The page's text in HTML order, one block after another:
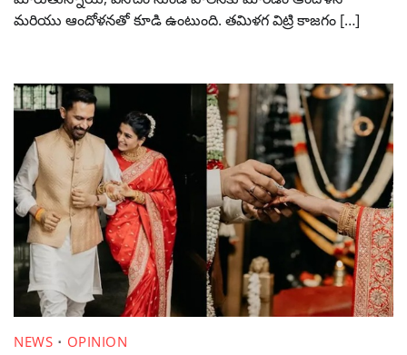
మరియు ఆందోళనతో కూడి ఉంటుంది. తమిళగ విట్రి కాజగం […]
NEWS OPINION